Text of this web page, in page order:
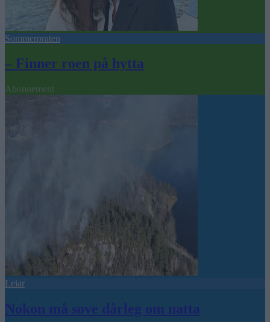
Sommerpraten
– Finner roen på hytta
Abonnement
Leiar
Nokon må sove dårleg om natta